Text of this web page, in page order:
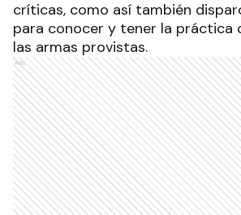
críticas, como así también
para conocer y tener la práctica
las armas provistas.
Ads